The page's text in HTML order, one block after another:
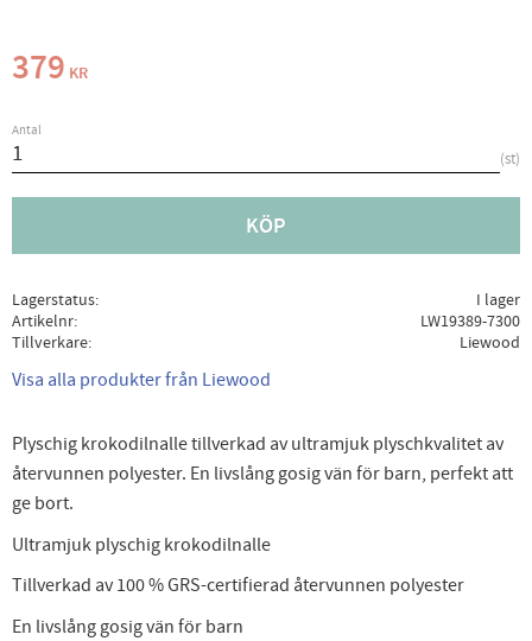
379 KR
Antal
st
KÖP
Lagerstatus
I lager
Artikelnr
LW19389-7300
Tillverkare
Liewood
Visa alla produkter från Liewood
Plyschig krokodilnalle tillverkad av ultramjuk plyschkvalitet av
återvunnen polyester. En livslång gosig vän för barn, perfekt att
ge bort.
Ultramjuk plyschig krokodilnalle
Tillverkad av 100 % GRS-certifierad återvunnen polyester
En livslång gosig vän för barn